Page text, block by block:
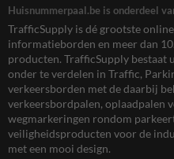
Huisnummerpaal.be is onderdeel
TrafficSupply is dé grootste
informatieborden en meer dan
producten. TrafficSupply bestaat
onder te verdelen in Traffic,
verkeersborden met de daarbij
verkeersbordpalen, oplaadpalen
wegmarkeringen rondom
veiligheidsproducten voor de
met een mooi design.